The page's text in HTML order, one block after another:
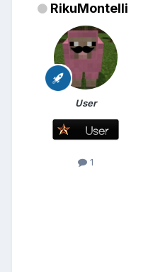
RikuMontelli
User
1